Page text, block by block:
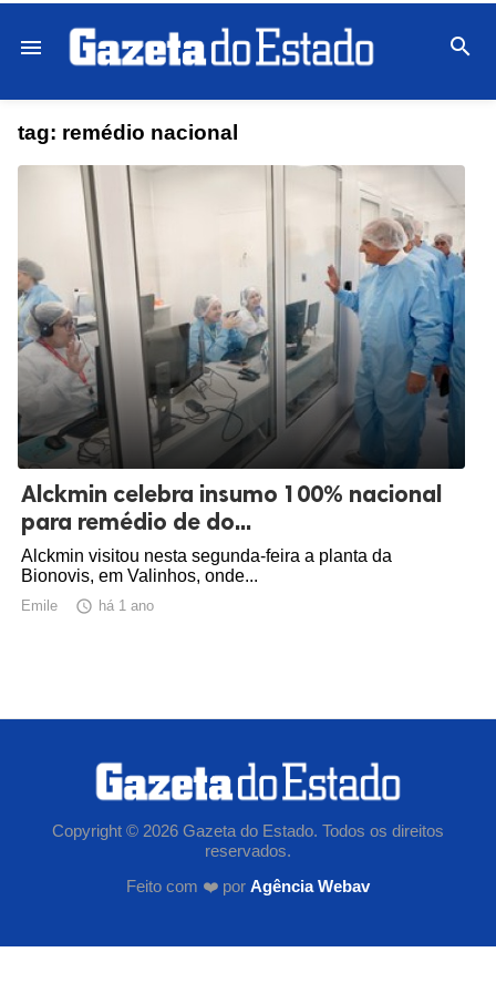
menu 
tag: remédio nacional
Alckmin celebra insumo 100% nacional
para remédio de do...
Alckmin visitou nesta segunda-feira a planta da
Bionovis, em Valinhos, onde...
Emile  há 1 ano
Copyright © 2026 Gazeta do Estado. Todos os direitos
reservados.
Feito com ❤️ por Agência Webav